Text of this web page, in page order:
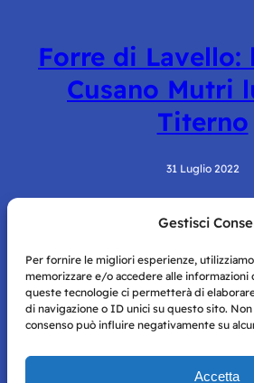
Gestisci
Per fornire le migliori esperienze,
memorizzare e/o accedere alle
queste tecnologie ci permetterà di
di navigazione o ID unici su questo sito.
consenso può influire negativamente su
Accetta
Forre di Lavello:
Cusano Mutri
Titerno
31 Luglio 2022
Napoli con autorizzazione numero 38 del
Tutte le immagini e i contenuti su questo